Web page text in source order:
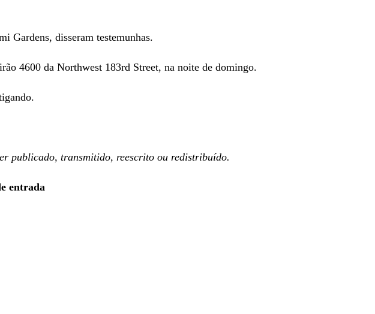
disseram testemunhas.
4600 da Northwest 183rd Street, na noite de domingo.
publicado, transmitido, reescrito ou redistribuído.
entrada